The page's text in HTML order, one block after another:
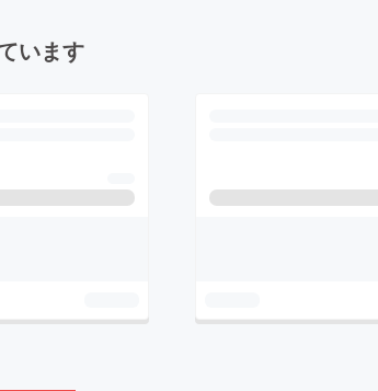
います